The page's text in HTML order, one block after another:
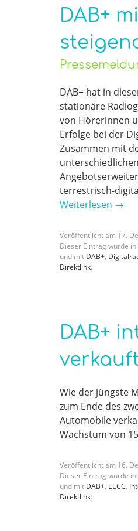
DAB+
DAB+ hat in
stationäre
von Hörerinnen
Erfolge bei der
Zusammen mit
terrestrisch-
Weiterlesen →
Veröffentlicht am 17.
Dieser Eintrag wurde in
und mit DAB+,
Direktlink.
DAB+
Wie der jüngste
zum Ende des
Automobile
Wachstum von
Veröffentlicht am 16.
Dieser Eintrag wurde in
und mit DAB+, EECC,
Direktlink.